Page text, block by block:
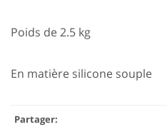
Poids de 2.5 kg
En matière silicone souple
Partager: